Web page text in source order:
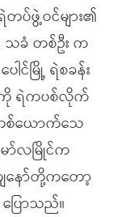
ပ်ဖွဲ့ဝင်များ၏
ခံ တစ်ဦး က
ါင်မြို့ ရဲစခန်း
ရဲကပစ်လိုက်
တစ်ယောက်သေ
လမြိုင်က
နော်တို့ကတော့
ောသည်။